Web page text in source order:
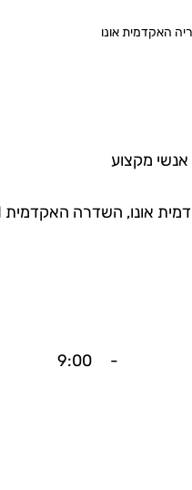
האקדמית אונו
אנשי מקצוע
-
9:00